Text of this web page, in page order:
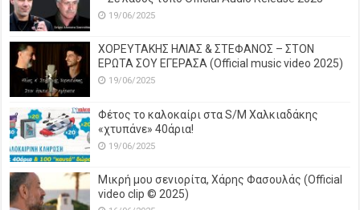
19/06/2025
ΧΟΡΕΥΤΑΚΗΣ ΗΛΙΑΣ & ΣΤΕΦΑΝΟΣ – ΣΤΟΝ
ΕΡΩΤΑ ΣΟΥ ΕΓΕΡΑΣΑ (Official music video 2025)
19/06/2025
Φέτος το καλοκαίρι στα S/M Χαλκιαδάκης
«χτυπάνε» 40άρια!
19/06/2025
Μικρή μου σενιορίτα, Χάρης Φασουλάς (Official
video clip © 2025)